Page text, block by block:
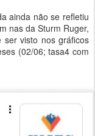
ainda não se refletiu
nas da Sturm Ruger,
ser visto nos gráficos
(02/06; tasa4 com